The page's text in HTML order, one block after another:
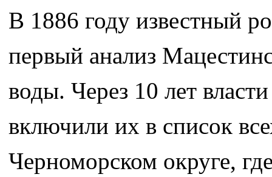
В 1886 году известный
первый анализ
воды. Через 10 лет
включили их в список
Черноморском округе,